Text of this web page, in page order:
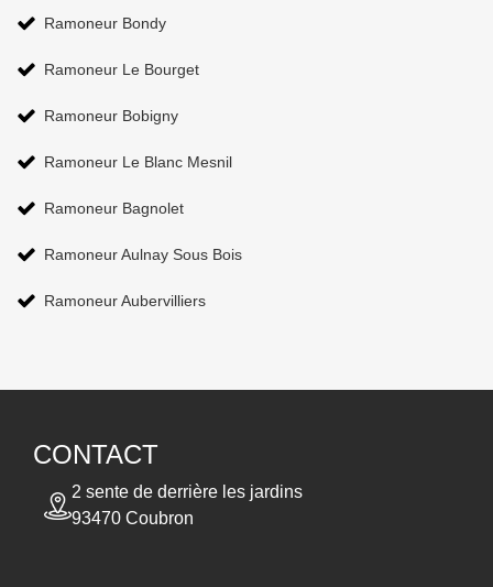
Ramoneur Bondy
Ramoneur Le Bourget
Ramoneur Bobigny
Ramoneur Le Blanc Mesnil
Ramoneur Bagnolet
Ramoneur Aulnay Sous Bois
Ramoneur Aubervilliers
CONTACT
2 sente de derrière les jardins
93470 Coubron